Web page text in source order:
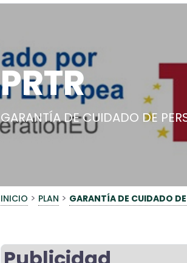
PRTR
GARANTÍA DE CUIDADO DE
INICIO > PLAN > GARANTÍA DE CUIDADO